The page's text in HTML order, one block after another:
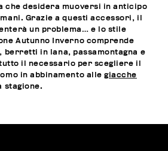
che desidera muoversi in anticipo
Grazie a questi accessori, il
un problema… e lo stile
Autunno Inverno comprende
berretti in lana, passamontagna e
il necessario per scegliere il
in abbinamento allegiacche
stagione.